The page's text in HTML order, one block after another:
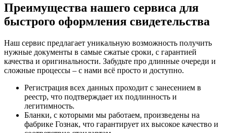
Преимущества нашего сервиса для
быстрого оформления свидетельства
Наш сервис предлагает уникальную возможность получить
нужные документы в самые сжатые сроки, с гарантией
качества и оригинальности. Забудьте про длинные очереди и
сложные процессы – с нами всё просто и доступно.
Регистрация всех данных проходит с занесением в
реестр, что подтверждает их подлинность и
легитимность.
Бланки, с которыми мы работаем, произведены на
фабрике Гознак, что гарантирует их высокое качество и